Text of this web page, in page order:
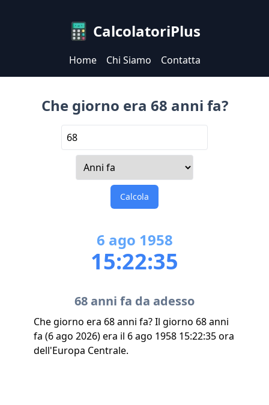
CalcolatoriPlus
Home Chi Siamo Contatta
Che giorno era 68 anni fa?
Calcola
6 ago 1958
15:22:35
68 anni fa da adesso
Che giorno era 68 anni fa? Il giorno 68 anni
fa (6 ago 2026) era il 6 ago 1958 15:22:35 ora
dell'Europa Centrale.